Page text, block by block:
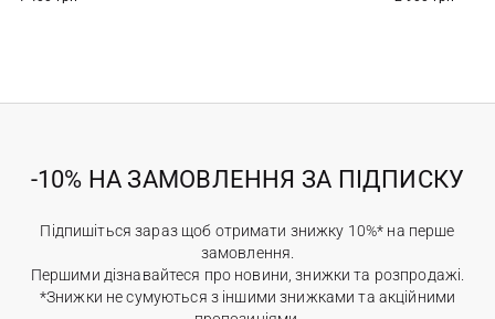
-10% НА ЗАМОВЛЕННЯ ЗА ПІДПИСКУ
Підпишіться зараз щоб отримати знижку 10%* на перше
замовлення.
Першими дізнавайтеся про новини, знижки та розпродажі.
*Знижки не сумуються з іншими знижками та акційними